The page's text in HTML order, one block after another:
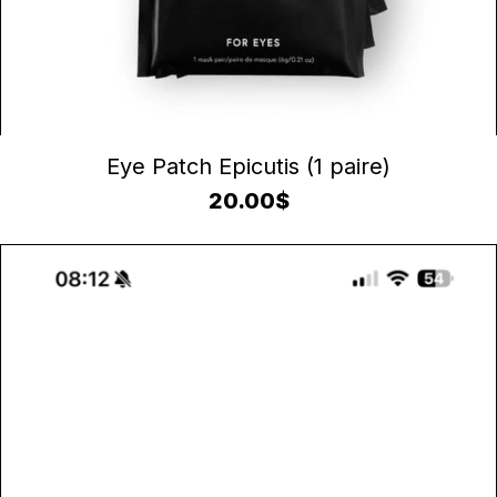
AJOUTER AU PANIER
Eye Patch Epicutis (1 paire)
20.00$